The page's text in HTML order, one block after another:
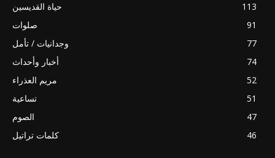
حياة القديسين
113
صلوات
91
وجدانيات / تأمل
77
أخبار وأحداث
74
مريم العذراء
52
تساعية
51
الصوم
47
كلمات تراتيل
46